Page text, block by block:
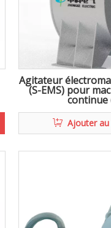
Agitateur
(S-EMS) pour
continue
Ajouter